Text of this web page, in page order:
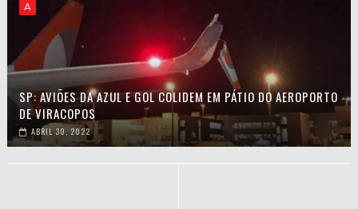
A
SP: AVIÕES DA AZUL E GOL COLIDEM EM PÁTIO DO AEROPORTO
DE VIRACOPOS
ABRIL 30, 2022